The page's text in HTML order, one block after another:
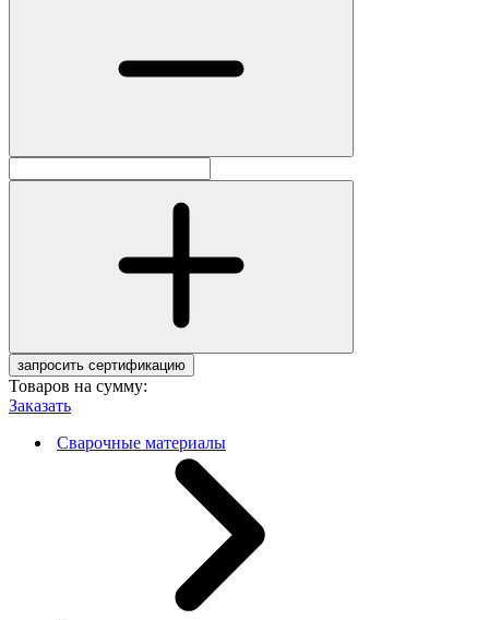
запросить сертификацию
Товаров на сумму:
Заказать
Сварочные материалы